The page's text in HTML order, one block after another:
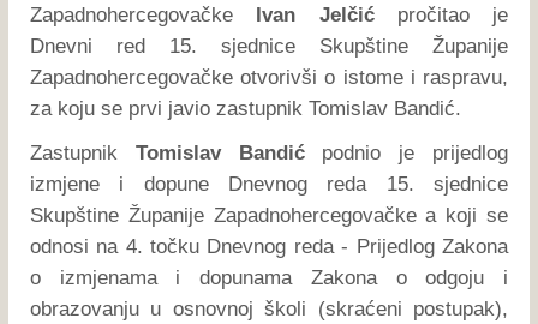
Zapadnohercegovačke
Ivan Jelčićpročitao je
Dnevni red 15. sjednice Skupštine Županije
Zapadnohercegovačke otvorivši o istome i raspravu,
za koju se prvi javio zastupnik Tomislav Bandić.
Zastupnik Tomislav Bandićpodnio je prijedlog
izmjene i dopune Dnevnog reda 15. sjednice
Skupštine Županije Zapadnohercegovačke a koji se
odnosi na 4. točku Dnevnog reda - Prijedlog Zakona
o izmjenama i dopunama Zakona o odgoju i
obrazovanju u osnovnoj školi (skraćeni postupak),